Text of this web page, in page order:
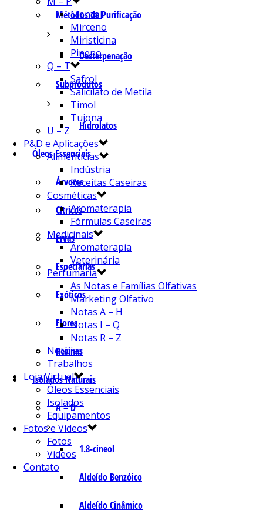
Métodos de Purificação
Desterpenação
Subprodutos
Hidrolatos
Óleos Essenciais
Árvores
Cítricos
Ervas
Especiarias
Exóticos
Flores
Resinas
Isolados Naturais
A – D
1.8-cineol
Aldeído Benzóico
Aldeído Cinâmico
Mentol
Mirceno
Miristicina
Pineno
Q – T
Safrol
Salicilato de Metila
Timol
Tujona
U – Z
P&D e Aplicações
Alimentícias
Indústria
Receitas Caseiras
Cosméticas
Aromaterapia
Fórmulas Caseiras
Medicinais
Aromaterapia
Veterinária
Perfumaria
As Notas e Famílias Olfativas
Marketing Olfativo
Notas A – H
Notas I – Q
Notas R – Z
Notícias
Trabalhos
Loja Virtual
Óleos Essenciais
Isolados
Equipamentos
Fotos e Vídeos
Fotos
Vídeos
Contato